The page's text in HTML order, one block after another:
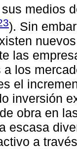
medios
). Sin
las
a los
el
inversión
obra en
escasa
a